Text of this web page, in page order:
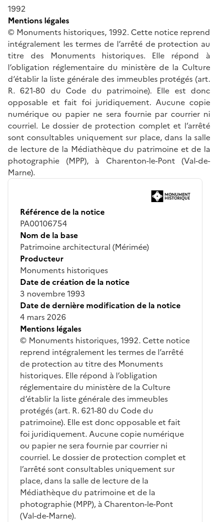
1992
Mentions légales
© Monuments historiques, 1992. Cette notice reprend
intégralement les termes de l’arrêté de protection au
titre des Monuments historiques. Elle répond à
l’obligation réglementaire du ministère de la Culture
d’établir la liste générale des immeubles protégés (art.
R. 621-80 du Code du patrimoine). Elle est donc
opposable et fait foi juridiquement. Aucune copie
numérique ou papier ne sera fournie par courrier ni
courriel. Le dossier de protection complet et l’arrêté
sont consultables uniquement sur place, dans la salle
de lecture de la Médiathèque du patrimoine et de la
photographie (MPP), à Charenton-le-Pont (Val-de-
Marne).
Référence de la notice
PA00106754
Nom de la base
Patrimoine architectural (Mérimée)
Producteur
Monuments historiques
Date de création de la notice
3 novembre 1993
Date de dernière modification de la notice
4 mars 2026
Mentions légales
© Monuments historiques, 1992. Cette notice
reprend intégralement les termes de l’arrêté
de protection au titre des Monuments
historiques. Elle répond à l’obligation
réglementaire du ministère de la Culture
d’établir la liste générale des immeubles
protégés (art. R. 621-80 du Code du
patrimoine). Elle est donc opposable et fait
foi juridiquement. Aucune copie numérique
ou papier ne sera fournie par courrier ni
courriel. Le dossier de protection complet et
l’arrêté sont consultables uniquement sur
place, dans la salle de lecture de la
Médiathèque du patrimoine et de la
photographie (MPP), à Charenton-le-Pont
(Val-de-Marne).